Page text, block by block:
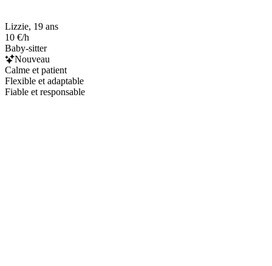
Lizzie, 19 ans
10 €/h
Baby-sitter
Nouveau
Calme et patient
Flexible et adaptable
Fiable et responsable